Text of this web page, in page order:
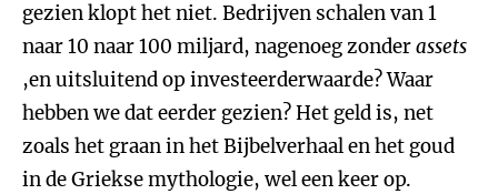
gezien klopt het niet. Bedrijven schalen van 1
naar 10 naar 100 miljard, nagenoeg zonderassets
,en uitsluitend op investeerderwaarde? Waar
hebben we dat eerder gezien? Het geld is, net
zoals het graan in het Bijbelverhaal en het goud
in de Griekse mythologie, wel een keer op.